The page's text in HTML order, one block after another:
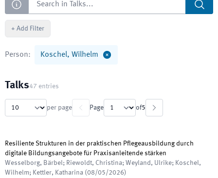
+ Add Filter
Person: Koschel, Wilhelm
Talks47 entries
per page Page of5
Resiliente Strukturen in der praktischen Pflegeausbildung durch
digitale Bildungsangebote für Praxisanleitende stärken
Wesselborg, Bärbel; Riewoldt, Christina; Weyland, Ulrike; Koschel,
Wilhelm; Kettler, Katharina (08/05/2026)